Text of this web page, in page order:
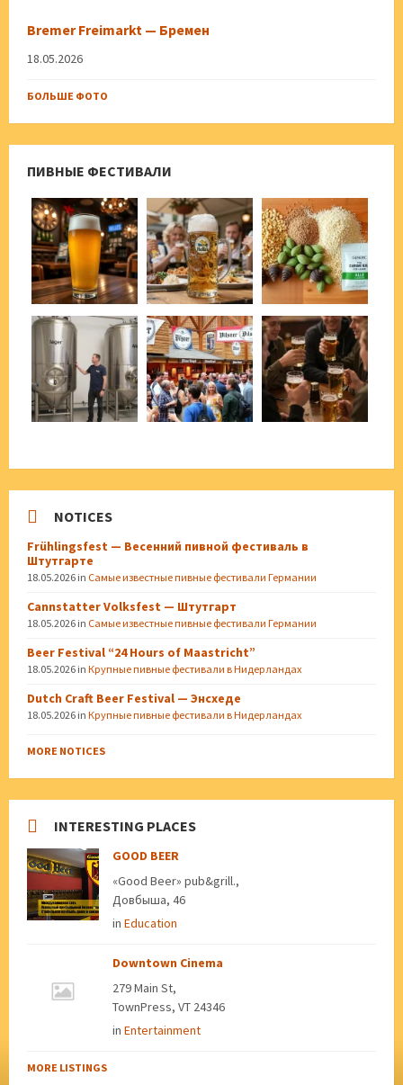
Bremer Freimarkt — Бремен
18.05.2026
БОЛЬШЕ ФОТО
ПИВНЫЕ ФЕСТИВАЛИ
NOTICES
Frühlingsfest — Весенний пивной фестиваль в
Штутгарте
18.05.2026 in Самые известные пивные фестивали Германии
Cannstatter Volksfest — Штутгарт
18.05.2026 in Самые известные пивные фестивали Германии
Beer Festival “24 Hours of Maastricht”
18.05.2026 in Крупные пивные фестивали в Нидерландах
Dutch Craft Beer Festival — Энсхеде
18.05.2026 in Крупные пивные фестивали в Нидерландах
MORE NOTICES
INTERESTING PLACES
GOOD BEER
«Good Beer» pub&grill.,
Довбыша, 46
in Education
Downtown Cinema
279 Main St,
TownPress, VT 24346
in Entertainment
MORE LISTINGS